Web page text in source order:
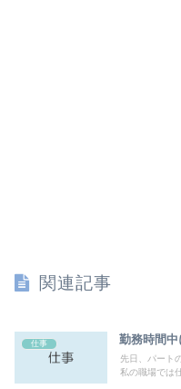
関連記事
仕事 勤務時間中
先日、パート
私の職場では